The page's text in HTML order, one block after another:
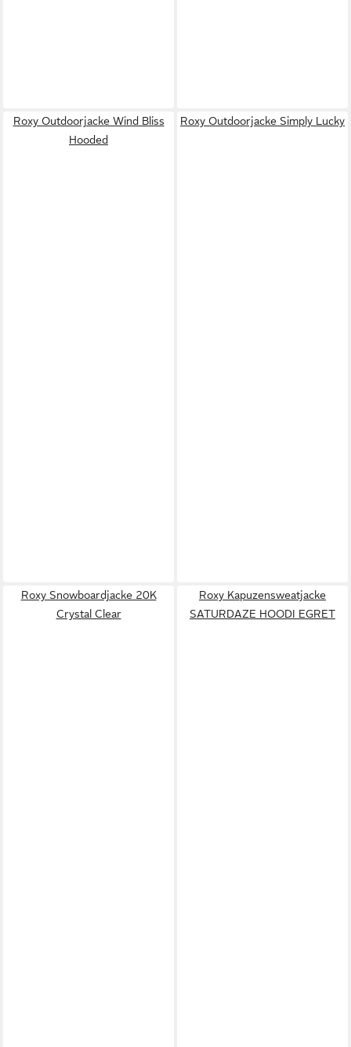
Roxy Outdoorjacke Wind Bliss
Hooded
Roxy Outdoorjacke Simply Lucky
Roxy Snowboardjacke 20K
Crystal Clear
Roxy Kapuzensweatjacke
SATURDAZE HOODI EGRET